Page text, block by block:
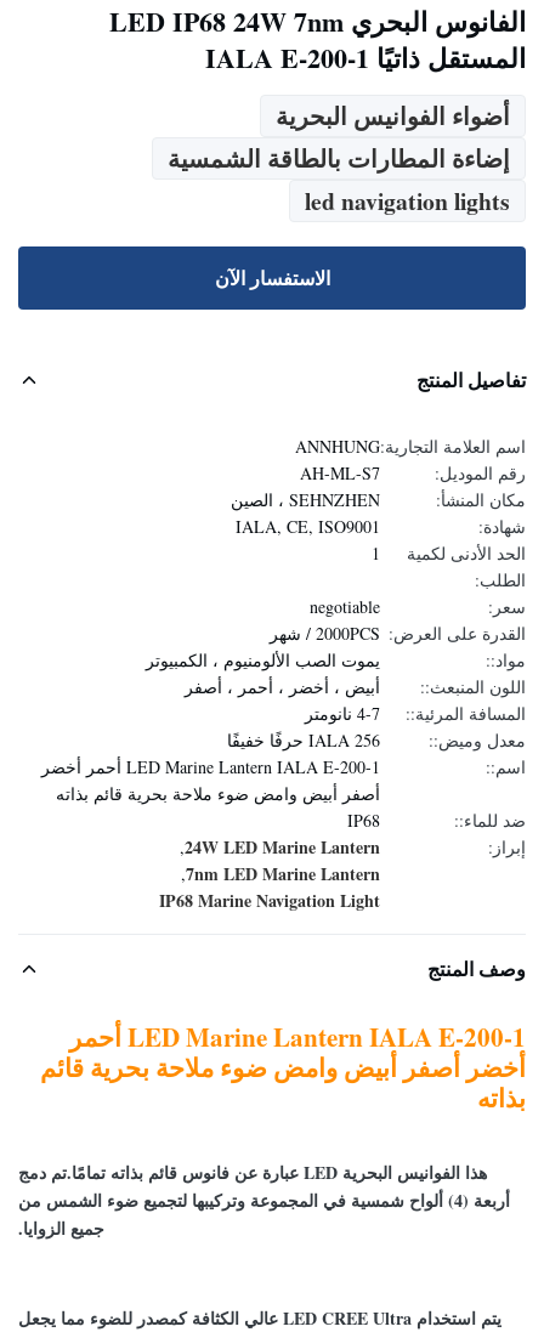
الفانوس البحري LED IP68 24W 7nm
المستقل ذاتيًا IALA E-200-1
أضواء الفوانيس البحرية
إضاءة المطارات بالطاقة الشمسية
led navigation lights
الاستفسار الآن
تفاصيل المنتج
اسم العلامة التجارية:ANNHUNG
رقم الموديل:
AH-ML-S7
مكان المنشأ:
SEHNZHEN ، الصين
شهادة:
IALA, CE, ISO9001
الحد الأدنى لكمية
الطلب:
1
سعر:
negotiable
القدرة على العرض: 2000PCS / شهر
مواد::
يموت الصب الألومنيوم ، الكمبيوتر
اللون المنبعث::
أبيض ، أخضر ، أحمر ، أصفر
المسافة المرئية::
4-7 نانومتر
معدل وميض::
IALA 256 حرفًا خفيفًا
اسم::
LED Marine Lantern IALA E-200-1 أحمر أخضر
أصفر أبيض وامض ضوء ملاحة بحرية قائم بذاته
ضد للماء::
IP68
إبراز:
24W LED Marine Lantern
,
7nm LED Marine Lantern
,
IP68 Marine Navigation Light
وصف المنتج
LED Marine Lantern IALA E-200-1 أحمر
أخضر أصفر أبيض وامض ضوء ملاحة بحرية قائم
بذاته
هذا الفوانيس البحرية LED عبارة عن فانوس قائم بذاته تمامًا.تم دمج
أربعة (4) ألواح شمسية في المجموعة وتركيبها لتجميع ضوء الشمس من
جميع الزوايا.
يتم استخدام LED CREE Ultra عالي الكثافة كمصدر للضوء مما يجعل